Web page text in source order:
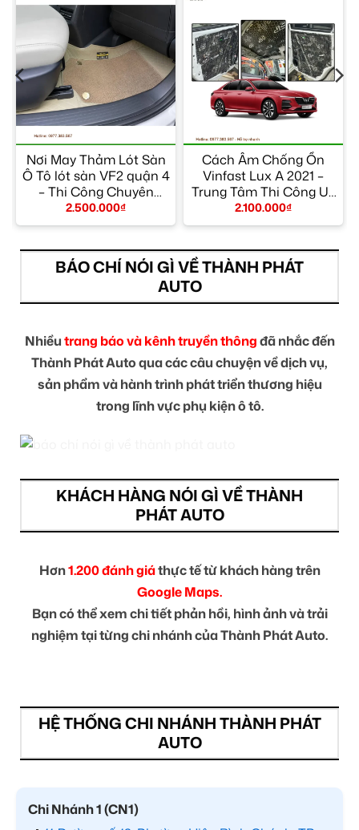
Nơi May Thảm Lót Sàn
Ô Tô lót sàn VF2 quận 4
– Thi Công Chuyên
Nghiệp
2.500.000₫
Cách Âm Chống Ồn
Vinfast Lux A 2021 –
Trung Tâm Thi Công Uy
Tín TPHCM
2.100.000₫
BÁO CHÍ NÓI GÌ VỀ THÀNH PHÁT
AUTO
Nhiềutrang báo và kênh truyền thôngđã nhắc đến
Thành Phát Auto qua các câu chuyện về dịch vụ,
sản phẩm và hành trình phát triển thương hiệu
trong lĩnh vực phụ kiện ô tô.
KHÁCH HÀNG NÓI GÌ VỀ THÀNH
PHÁT AUTO
Hơn1.200 đánh giáthực tế từ khách hàng trên
Google Maps.
Bạn có thể xem chi tiết phản hồi, hình ảnh và trải
nghiệm tại từng chi nhánh của Thành Phát Auto.
HỆ THỐNG CHI NHÁNH THÀNH PHÁT
AUTO
Chi Nhánh 1 (CN1)